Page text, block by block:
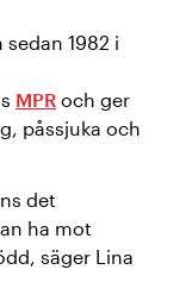
1982 i
MPR och ger
påssjuka och
det
ha mot
säger Lina